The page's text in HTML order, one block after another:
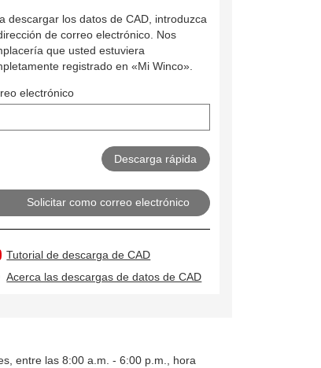
descargar los datos de CAD, introduzca
de correo electrónico. Nos
que usted estuviera
registrado en «Mi Winco».
electrónico
Solicitar como correo electrónico
Tutorial de descarga de CAD
Acerca las descargas de datos de CAD
entre las 8:00 a.m. - 6:00 p.m., hora